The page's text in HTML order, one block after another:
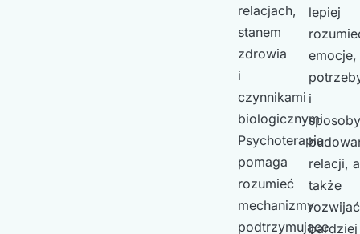
relacjach,
stanem
zdrowia
i
czynnikami
biologicznymi.
Psychoterapia
pomaga
rozumieć
mechanizmy
podtrzymujące
lepiej
emocje,
i
sposoby
relacji, a
także
rozwijać
bardziej